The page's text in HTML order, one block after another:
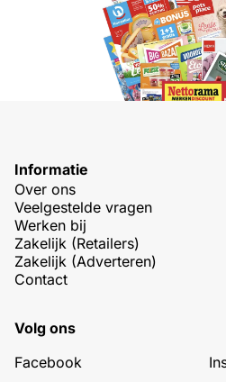
Informatie
Over ons
Veelgestelde vragen
Werken bij
Zakelijk (Retailers)
Zakelijk (Adverteren)
Contact
Volg ons
Facebook